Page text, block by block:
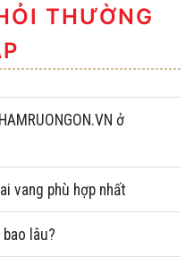
THƯỜNG
ở
vang phù hợp nhất
lâu?